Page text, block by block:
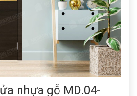
nhựa gỗ MD.04-